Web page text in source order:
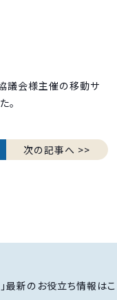
議会様主催の移動サ
。
次の記事へ >>
最新のお役立ち情報はこ